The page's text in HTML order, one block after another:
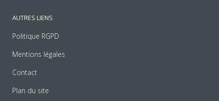
AUTRES LIENS
Politique RGPD
Mentions légales
Contact
Plan du site